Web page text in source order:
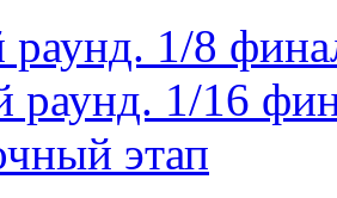
раунд. 1/8
раунд. 1/16
этап